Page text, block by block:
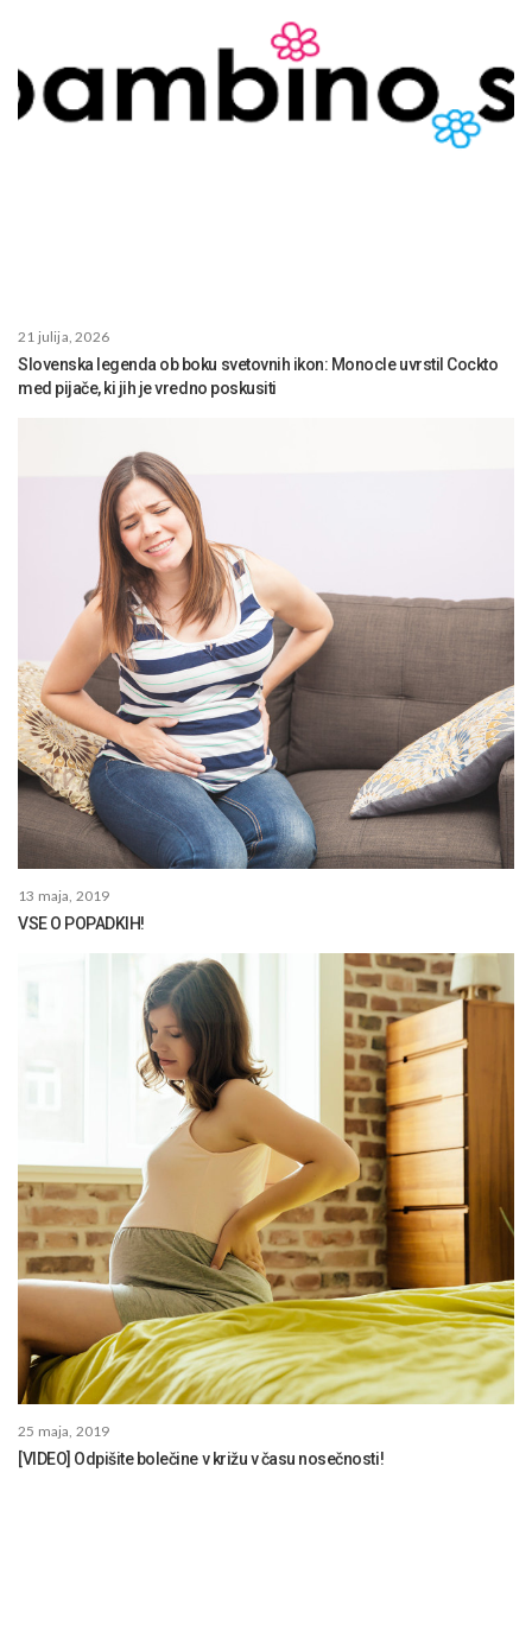
21 julija, 2026
Slovenska legenda ob boku svetovnih ikon: Monocle uvrstil Cockto
med pijače, ki jih je vredno poskusiti
13 maja, 2019
VSE O POPADKIH!
25 maja, 2019
[VIDEO] Odpišite bolečine v križu v času nosečnosti!